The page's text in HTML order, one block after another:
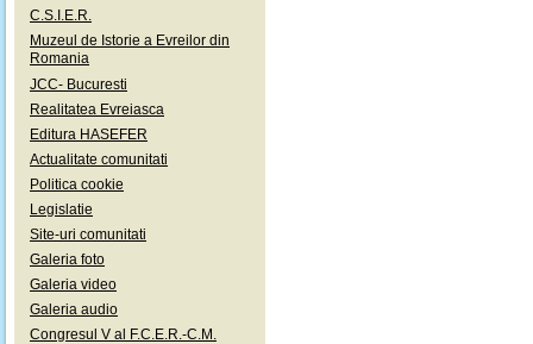
C.S.I.E.R.
Muzeul de Istorie a Evreilor din
Romania
JCC- Bucuresti
Realitatea Evreiasca
Editura HASEFER
Actualitate comunitati
Politica cookie
Legislatie
Site-uri comunitati
Galeria foto
Galeria video
Galeria audio
Congresul V al F.C.E.R.-C.M.